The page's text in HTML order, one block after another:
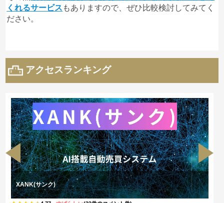
くれるサービス もありますので、ぜひ比較検討してみてく
ださい。
アクセスランキング
XANK(サンク)